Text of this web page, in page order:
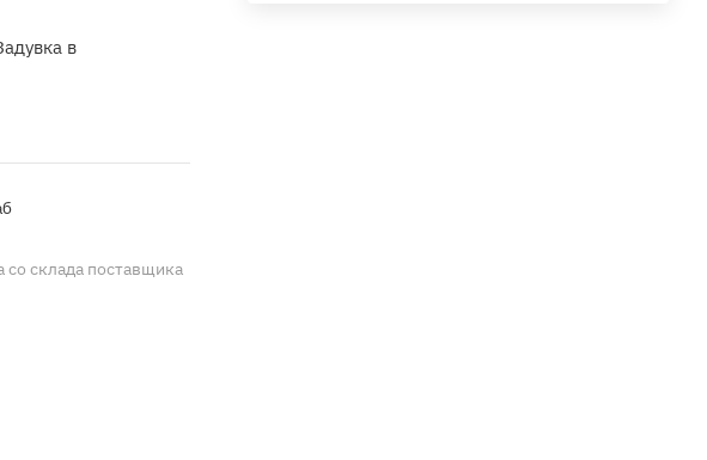
в
со склада поставщика